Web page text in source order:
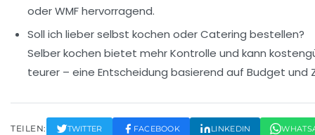
oder WMF hervorragend.
Soll ich lieber selbst kochen oder Catering bestellen?
Selber kochen bietet mehr Kontrolle und kann
teurer – eine Entscheidung basierend auf Budget und
TEILEN: TWITTER FACEBOOK LINKEDIN